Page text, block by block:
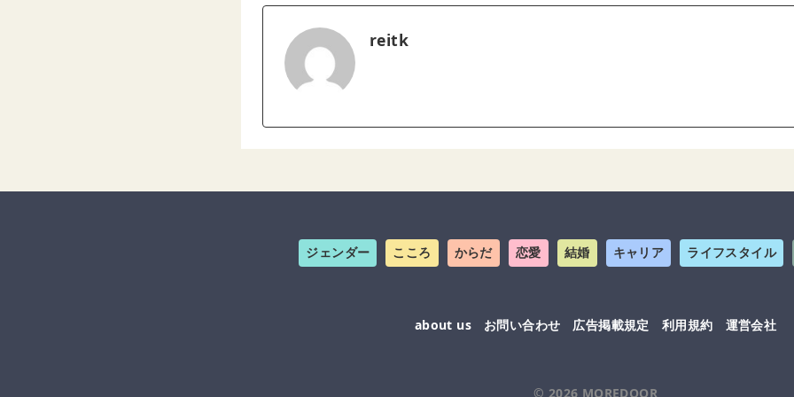
reitk
ジェンダー こころ からだ 恋愛 結婚 キャリア ライフスタイル
about us お問い合わせ 広告掲載規定 利用規約 運営会社
© 2026 MOREDOOR